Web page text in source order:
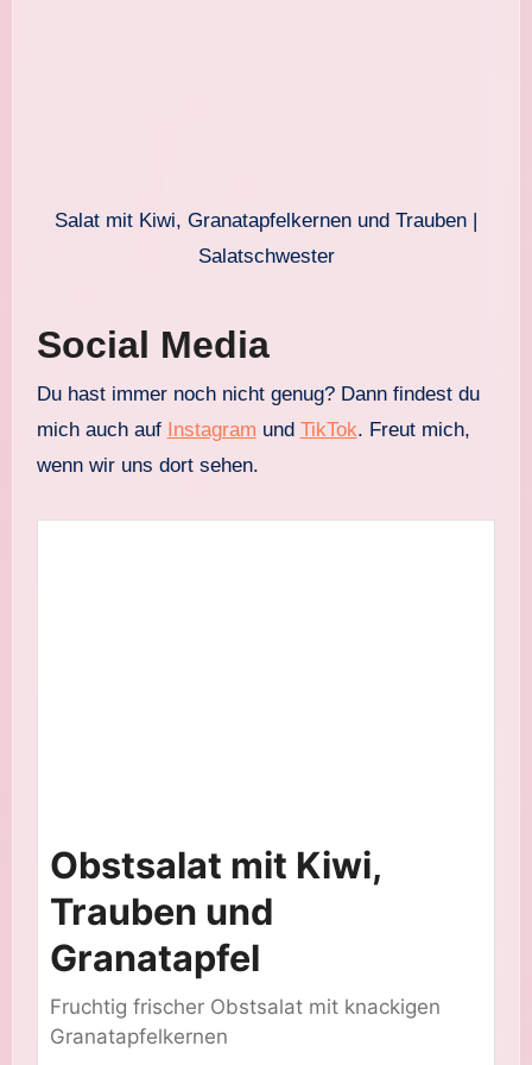
Salat mit Kiwi, Granatapfelkernen und Trauben |
Salatschwester
Social Media
Du hast immer noch nicht genug? Dann findest du
mich auch auf Instagram und TikTok. Freut mich,
wenn wir uns dort sehen.
Obstsalat mit Kiwi,
Trauben und
Granatapfel
Fruchtig frischer Obstsalat mit knackigen
Granatapfelkernen